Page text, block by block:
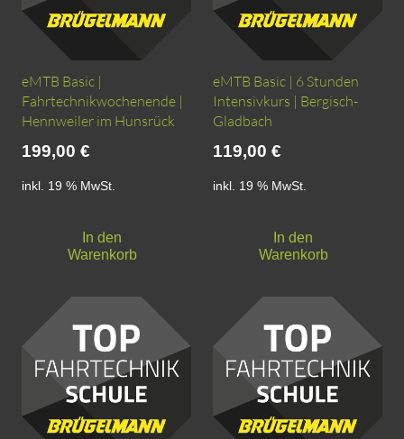
eMTB Basic |
Fahrtechnikwochenende |
Hennweiler im Hunsrück
199,00 €
inkl. 19 % MwSt.
In den
Warenkorb
eMTB Basic | 6 Stunden
Intensivkurs | Bergisch-
Gladbach
119,00 €
inkl. 19 % MwSt.
In den
Warenkorb